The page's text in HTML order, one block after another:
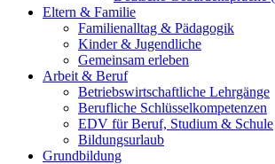
Eltern & Familie
Familienalltag & Pädagogik
Kinder & Jugendliche
Gemeinsam erleben
Arbeit & Beruf
Betriebswirtschaftliche Lehrgänge
Berufliche Schlüsselkompetenzen
EDV für Beruf, Studium & Schule
Bildungsurlaub
Grundbildung